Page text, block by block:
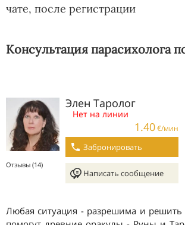
чате, после регистрации
Консультация парасихолога